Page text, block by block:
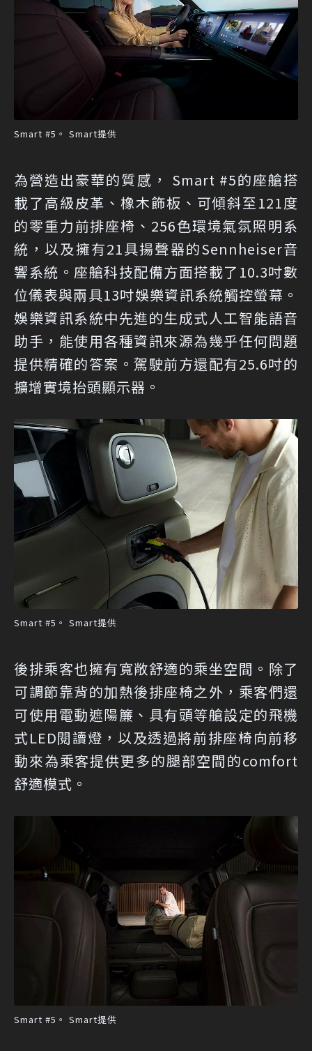
Smart #5。 Smart提供
為營造出豪華的質感， Smart #5的座艙搭
載了高級皮革、橡木飾板、可傾斜至121度
的零重力前排座椅、256色環境氣氛照明系
統，以及擁有21具揚聲器的Sennheiser音
響系統。座艙科技配備方面搭載了10.3吋數
位儀表與兩具13吋娛樂資訊系統觸控螢幕。
娛樂資訊系統中先進的生成式人工智能語音
助手，能使用各種資訊來源為幾乎任何問題
提供精確的答案。駕駛前方還配有25.6吋的
擴增實境抬頭顯示器。
Smart #5。 Smart提供
後排乘客也擁有寬敞舒適的乘坐空間。除了
可調節靠背的加熱後排座椅之外，乘客們還
可使用電動遮陽簾、具有頭等艙設定的飛機
式LED閱讀燈，以及透過將前排座椅向前移
動來為乘客提供更多的腿部空間的comfort
舒適模式。
Smart #5。 Smart提供